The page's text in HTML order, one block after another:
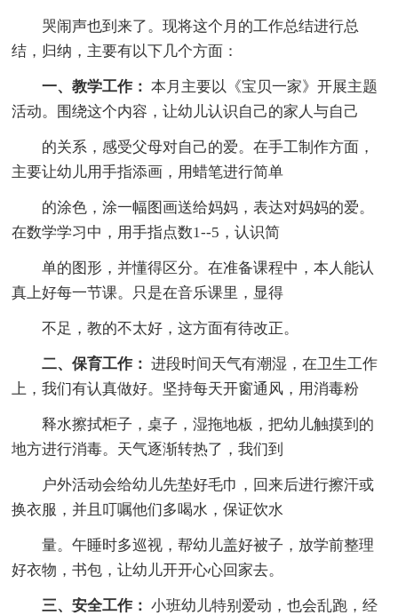
哭闹声也到来了。现将这个月的工作总结进行总
结，归纳，主要有以下几个方面：
一、教学工作： 本月主要以《宝贝一家》开展主题
活动。围绕这个内容，让幼儿认识自己的家人与自己
的关系，感受父母对自己的爱。在手工制作方面，
主要让幼儿用手指添画，用蜡笔进行简单
的涂色，涂一幅图画送给妈妈，表达对妈妈的爱。
在数学学习中，用手指点数1--5，认识简
单的图形，并懂得区分。在准备课程中，本人能认
真上好每一节课。只是在音乐课里，显得
不足，教的不太好，这方面有待改正。
二、保育工作： 进段时间天气有潮湿，在卫生工作
上，我们有认真做好。坚持每天开窗通风，用消毒粉
释水擦拭柜子，桌子，湿拖地板，把幼儿触摸到的
地方进行消毒。天气逐渐转热了，我们到
户外活动会给幼儿先垫好毛巾，回来后进行擦汗或
换衣服，并且叮嘱他们多喝水，保证饮水
量。午睡时多巡视，帮幼儿盖好被子，放学前整理
好衣物，书包，让幼儿开开心心回家去。
三、安全工作： 小班幼儿特别爱动，也会乱跑，经